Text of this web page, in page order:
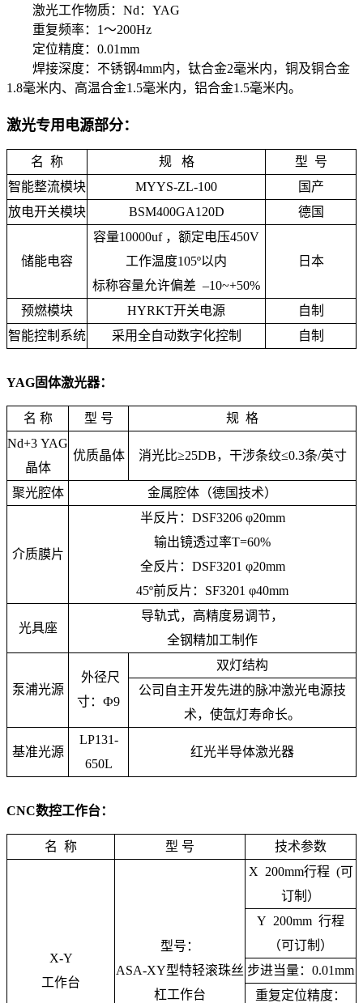
激光工作物质：Nd：YAG
重复频率：1～200Hz
定位精度：0.01mm
焊接深度：不锈钢4mm内，钛合金2毫米内，铜及铜合金
1.8毫米内、高温合金1.5毫米内，铝合金1.5毫米内。
激光专用电源部分：
名 称 规 格
型 号
智能整流模块
MYYS-ZL-100
国产
放电开关模块
BSM400GA120D 德国
储能电容
容量10000uf ，额定电压450V
工作温度105º以内
标称容量允许偏差 –10~+50%
日本
预燃模块 HYRKT开关电源
自制
智能控制系统
采用全自动数字化控制 自制
YAG固体激光器：
名 称 型 号
规 格
Nd+3 YAG
晶体
优质晶体 消光比≥25DB，干涉条纹≤0.3条/英寸
聚光腔体 金属腔体（德国技术）
介质膜片
半反片：DSF3206 φ20mm
输出镜透过率T=60%
全反片：DSF3201 φ20mm
45º前反片：SF3201 φ40mm
光具座
导轨式，高精度易调节，
全钢精加工制作
泵浦光源
外径尺
寸：Ф9
双灯结构
公司自主开发先进的脉冲激光电源技
术，使氙灯寿命长。
基准光源
LP131-
650L
红光半导体激光器
CNC数控工作台：
名 称 型 号 技术参数
X-Y
工作台
型号：
ASA-XY型特轻滚珠丝
杠工作台
X 200mm行程 (可
订制）
Y 200mm 行程
（可订制）
步进当量：0.01mm
重复定位精度：